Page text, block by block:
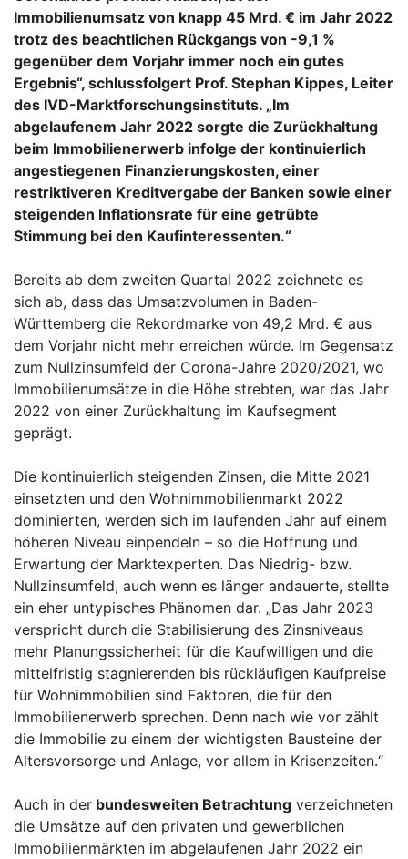
Immobilienumsatz von knapp 45 Mrd. € im Jahr 2022
trotz des beachtlichen Rückgangs von -9,1 %
gegenüber dem Vorjahr immer noch ein gutes
Ergebnis“, schlussfolgert Prof. Stephan Kippes, Leiter
des IVD-Marktforschungsinstituts. „Im
abgelaufenem Jahr 2022 sorgte die Zurückhaltung
beim Immobilienerwerb infolge der kontinuierlich
angestiegenen Finanzierungskosten, einer
restriktiveren Kreditvergabe der Banken sowie einer
steigenden Inflationsrate für eine getrübte
Stimmung bei den Kaufinteressenten.“
Bereits ab dem zweiten Quartal 2022 zeichnete es
sich ab, dass das Umsatzvolumen in Baden-
Württemberg die Rekordmarke von 49,2 Mrd. € aus
dem Vorjahr nicht mehr erreichen würde. Im Gegensatz
zum Nullzinsumfeld der Corona-Jahre 2020/2021, wo
Immobilienumsätze in die Höhe strebten, war das Jahr
2022 von einer Zurückhaltung im Kaufsegment
geprägt.
Die kontinuierlich steigenden Zinsen, die Mitte 2021
einsetzten und den Wohnimmobilienmarkt 2022
dominierten, werden sich im laufenden Jahr auf einem
höheren Niveau einpendeln – so die Hoffnung und
Erwartung der Marktexperten. Das Niedrig- bzw.
Nullzinsumfeld, auch wenn es länger andauerte, stellte
ein eher untypisches Phänomen dar. „Das Jahr 2023
verspricht durch die Stabilisierung des Zinsniveaus
mehr Planungssicherheit für die Kaufwilligen und die
mittelfristig stagnierenden bis rückläufigen Kaufpreise
für Wohnimmobilien sind Faktoren, die für den
Immobilienerwerb sprechen. Denn nach wie vor zählt
die Immobilie zu einem der wichtigsten Bausteine der
Altersvorsorge und Anlage, vor allem in Krisenzeiten.“
Auch in der bundesweiten Betrachtung verzeichneten
die Umsätze auf den privaten und gewerblichen
Immobilienmärkten im abgelaufenen Jahr 2022 ein